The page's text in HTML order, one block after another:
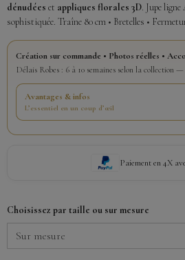
dénudées et appliques florales 3D. Jupe
sophistiquée. Traîne 80 cm • Bretelles •
Création sur commande • Photos réelles •
Délais Robes : 6 à 10 semaines selon la collection —
Avantages & infos
L’essentiel en un coup d’œil
Paiement en 4X
Choisissez par taille ou sur mesure